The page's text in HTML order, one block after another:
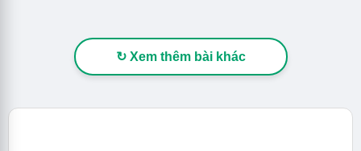
↻ Xem thêm bài khác